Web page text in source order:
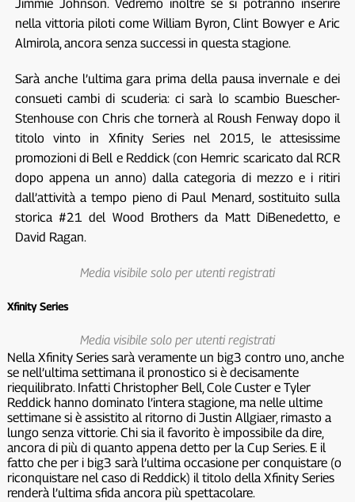
Jimmie Johnson. Vedremo inoltre se si potranno inserire
nella vittoria piloti come William Byron, Clint Bowyer e Aric
Almirola, ancora senza successi in questa stagione.
Sarà anche l’ultima gara prima della pausa invernale e dei
consueti cambi di scuderia: ci sarà lo scambio Buescher-
Stenhouse con Chris che tornerà al Roush Fenway dopo il
titolo vinto in Xfinity Series nel 2015, le attesissime
promozioni di Bell e Reddick (con Hemric scaricato dal RCR
dopo appena un anno) dalla categoria di mezzo e i ritiri
dall’attività a tempo pieno di Paul Menard, sostituito sulla
storica #21 del Wood Brothers da Matt DiBenedetto, e
David Ragan.
Media visibile solo per utenti registrati
Xfinity Series
Media visibile solo per utenti registrati
Nella Xfinity Series sarà veramente un big3 contro uno, anche
se nell’ultima settimana il pronostico si è decisamente
riequilibrato. Infatti Christopher Bell, Cole Custer e Tyler
Reddick hanno dominato l’intera stagione, ma nelle ultime
settimane si è assistito al ritorno di Justin Allgiaer, rimasto a
lungo senza vittorie. Chi sia il favorito è impossibile da dire,
ancora di più di quanto appena detto per la Cup Series. E il
fatto che per i big3 sarà l’ultima occasione per conquistare (o
riconquistare nel caso di Reddick) il titolo della Xfinity Series
renderà l’ultima sfida ancora più spettacolare.